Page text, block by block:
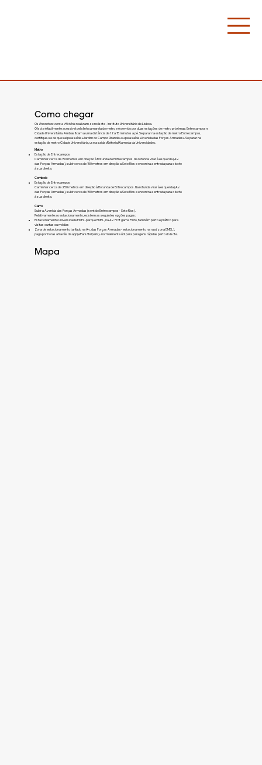
Como chegar
Os Encontros com a Históriarealizam-se no Iscte - Instituto Universitário de Lisboa.
O Iscte é facilmente acessível pela linha amarela do metro e é servido por duas estações de metro próximas: Entrecampos e
Cidade Universitária. Ambas ficam a uma distância de 12 a 15 minutos a pé. Se parar na estação de metro Entrecampos,
certifique-se de que sai pela saída «Jardim do Campo Grande» ou pela saída «Avenida das Forças Armadas». Se parar na
estação de metro Cidade Universitária, use a saída «Reitoria/Alameda da Universidade».
Metro
Estação de Entrecampos
Caminhar cerca de 150 metros em direção à Rotunda de Entrecampos. Na rotunda virar à esquerda (Av.
das Forças Armadas), subir cerca de 150 metros em direção a Sete Rios e encontra a entrada para o Iscte
à sua direita.
Comboio
Estação de Entrecampos
Caminhar cerca de 250 metros em direção à Rotunda de Entrecampos. Na rotunda virar à esquerda (Av.
das Forças Armadas), subir cerca de 150 metros em direção a Sete Rios e encontra a entrada para o Iscte
à sua direita.
Carro
Subir a Avenida das Forças Armadas (sentido Entrecampos - Sete Rios).
Relativamente ao estacionamento, existem as seguintes opções pagas:​
Estacionamento Universidade EMEL-parque EMEL, na Av. Prof. gama Pinto, também perto e prático para
visitas curtas ou médias
Zona de estacionamento tarifado na Av. das Forças Armadas- estacionamento na rua (zona EMEL),
paga por horas através da app(ePark/Telpark)- normalmente útil para paragens rápidas perto do Iscte.
Mapa